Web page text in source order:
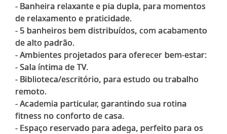
- Banheira relaxante e pia dupla, para momentos
de relaxamento e praticidade.
- 5 banheiros bem distribuídos, com acabamento
de alto padrão.
- Ambientes projetados para oferecer bem-estar:
- Sala íntima de TV.
- Biblioteca/escritório, para estudo ou trabalho
remoto.
- Academia particular, garantindo sua rotina
fitness no conforto de casa.
- Espaço reservado para adega, perfeito para os